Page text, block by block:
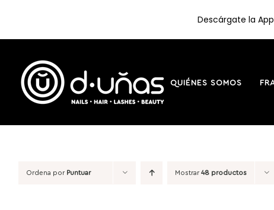
contenido
QUIÉNES SOMOS
Ordena por Puntuar Mostrar48 productos
Descárgate la